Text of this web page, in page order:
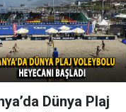
Dünya Plaj